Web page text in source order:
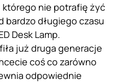
którego nie potrafię żyć
bardzo długiego czasu
Desk Lamp.
już druga generacje
coś co zarówno
odpowiednie